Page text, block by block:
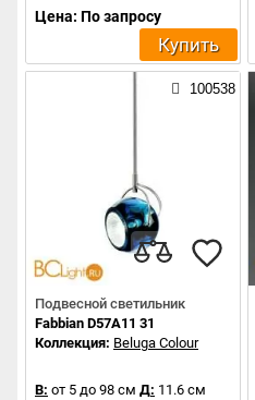
Цена: По запросу
Купить
100538
Подвесной светильник
Fabbian D57A11 31
Коллекция: Beluga Colour
В: от 5 до 98 см Д: 11.6 см